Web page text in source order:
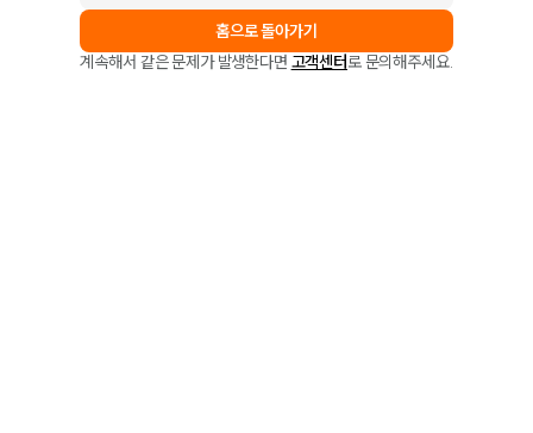
홈으로 돌아가기
계속해서 같은 문제가 발생한다면 고객센터로 문의해주세요.